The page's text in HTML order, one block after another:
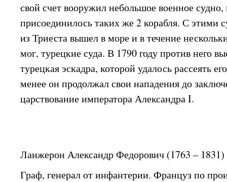
свой счет вооружил небольшое военное
присоединилось таких же 2 корабля. С этими
из Триеста вышел в море и в течение
мог, турецкие суда. В 1790 году против него
турецкая эскадра, которой удалось рассеять
менее он продолжал свои нападения до
царствование императора Александра I.
Ланжерон Александр Федорович (1763 – 1831)
Граф, генерал от инфантерии. Француз по